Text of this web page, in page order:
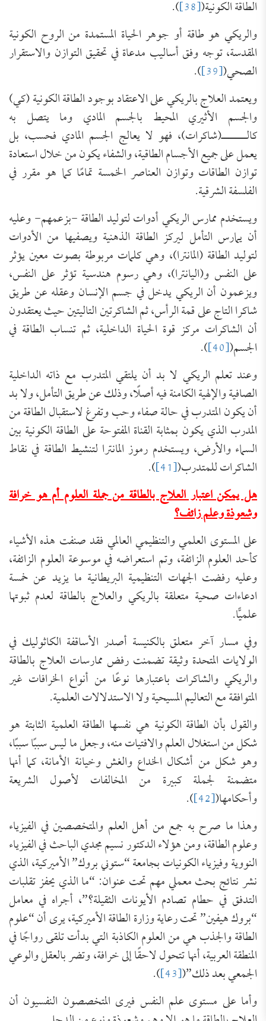
الطاقة الكونية([38]
).
والريكي هو طاقة أو جوهر الحياة المستمدة من الروح الكونية
المقدسة، توجه وفق أساليب مدعاة في تحقيق التوازن والاستقرار
الصحي([39]
).
ويعتمد العلاج بالريكي على الاعتقاد بوجود الطاقة الكونية (كي)
والجسم الأثيري المحيط بالجسم المادي وما يتصل به
كالـــــــ(شاكرات)، فهو لا يعالج الجسم المادي فحسب، بل
يعمل على جميع الأجسام الطاقية، والشفاء يكون من خلال استعادة
توازن الطاقات وتوازن العناصر الخمسة تمامًا كما هو مقرر في
الفلسفة الشرقية.
ويستخدم ممارس الريكي أدوات لتوليد الطاقة -بزعمهم- وعليه
أن يمارس التأمل ليركز الطاقة الذهنية ويصفيها من الأدوات
لتوليد الطاقة (المانترا)، وهي كلمات مربوطة بصوت معين يؤثر
على النفس و(اليانترا)، وهي رسوم هندسية تؤثر على النفس،
ويزعمون أن الريكي يدخل في جسم الإنسان وعقله عن طريق
شاكرا التاج على قمة الرأس، ثم الشاكرتين التاليتين حيث يعتقدون
أن الشاكرات مركز قوة الحياة الداخلية، ثم تنساب الطاقة في
الجسم([40]
).
وعند تعلم الريكي لا بد أن يلتقي المتدرب مع ذاته الداخلية
الصافية والإلهية الكامنة فيه أصلًا، وذلك عن طريق التأمل، ولا بد
أن يكون المتدرب في حالة صفاء وحب وتفرغ لاستقبال الطاقة من
المدرب الذي يكون بمثابة القناة المفتوحة على الطاقة الكونية بين
السماء والأرض، ويستخدم رموز المانترا لتنشيط الطاقة في نقاط
الشاكرات للمتدرب([41]
).
هل يمكن اعتبار العلاج بالطاقة من جملة العلوم أم هو خرافة
وشعوذة وعلم زائف؟
على المستوى العلمي والتنظيمي العالمي فقد صنفت هذه الأشياء
كأحد العلوم الزائفة، وتم استعراضه في موسوعة العلوم الزائفة،
وعليه رفضت الجهات التنظيمية البريطانية ما يزيد عن خمسة
ادعاءات صحية متعلقة بالريكي والعلاج بالطاقة لعدم ثبوتها
علميًّا.
وفي مسار آخر متعلق بالكنيسة أصدر الأساقفة الكاثوليك في
الولايات المتحدة وثيقة تضمنت رفض ممارسات العلاج بالطاقة
والريكي والشاكرات باعتبارها نوعًا من أنواع الخرافات غير
المتوافقة مع التعاليم المسيحية ولا الاستدلالات العلمية.
والقول بأن الطاقة الكونية هي نفسها الطاقة العلمية الثابتة هو
شكل من استغلال العلم والافتيات منه، وجعل ما ليس سببًا سببًا،
وهو شكل من أشكال الخداع والغش وخيانة الأمانة، كما أنها
متضمنة لجملة كبيرة من المخالفات لأصول الشريعة
وأحكامها([42]
).
وهذا ما صرح به جمع من أهل العلم والمتخصصين في الفيزياء
وعلوم الطاقة، ومن هؤلاء الدكتور نسيم مجدي الباحث في الفيزياء
النووية وفيزياء الكونيات بجامعة “ستوني بروك” الأميركية، الذي
نشر نتائج بحث معملي مهم تحت عنوان: “ما الذي يحفز تقلبات
التدفق في حطام تصادم الأيونات الثقيلة؟”، أجراه في معامل
“بروك هيفين” تحت رعاية وزارة الطاقة الأميركية، يرى أن “علوم
الطاقة والجذب هي من العلوم الكاذبة التي بدأت تلقى رواجًا في
المنطقة العربية، أنها تتحول لاحقًا إلى خرافة، وتضر بالعقل والوعي
الجمعي بعد ذلك”([43]
).
وأما على مستوى علم النفس فيرى المتخصصون النفسيون أن